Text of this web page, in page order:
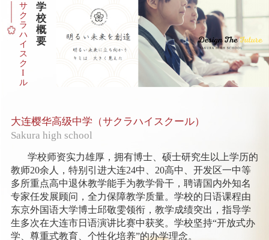
サ
ク
ラ
ハ
イ
ス
ク
I
ル
学
校
概
要
大连樱华高级中学（サクラハイスクール）
Sakura high school
学校师资实力雄厚，拥有博士、硕士研究生以上学历的
教师20余人，特别引进大连24中、20高中、开发区一中等
多所重点高中退休教学能手为教学骨干，聘请国内外知名
专家任发展顾问，全力保障教学质量。学校的日语课程由
东京外国语大学博士邱敬雯领衔，教学成绩突出，指导学
生多次在大连市日语演讲比赛中获奖。学校坚持“开放式办
学、尊重式教育、个性化培养”的办学理念。